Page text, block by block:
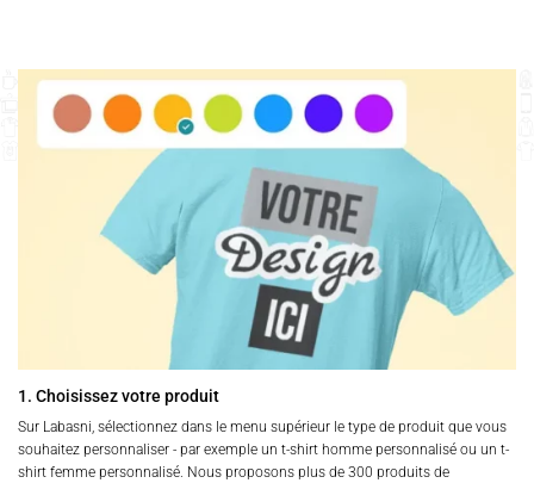
1. Choisissez votre produit
Sur Labasni, sélectionnez dans le menu supérieur le type de produit que vous
souhaitez personnaliser - par exemple un t-shirt homme personnalisé ou un t-
shirt femme personnalisé. Nous proposons plus de 300 produits de